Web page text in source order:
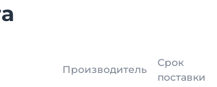
Производитель
Срок
поставки